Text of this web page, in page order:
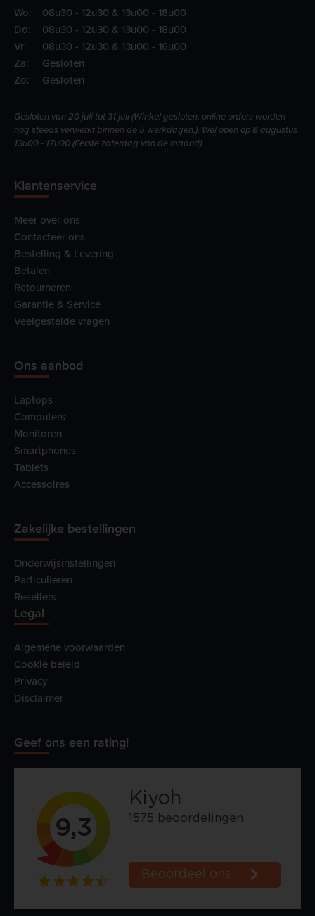
Wo:
08u30 - 12u30 & 13u00 - 18u00
Do:
08u30 - 12u30 & 13u00 - 18u00
Vr:
08u30 - 12u30 & 13u00 - 16u00
Za:
Gesloten
Zo:
Gesloten
Gesloten van 20 juli tot 31 juli (Winkel gesloten, online orders worden
nog steeds verwerkt binnen de 5 werkdagen.), Wel open op 8 augustus
13u00 - 17u00 (Eerste zaterdag van de maand).
Klantenservice
Meer over ons
Contacteer ons
Bestelling & Levering
Betalen
Retourneren
Garantie & Service
Veelgestelde vragen
Ons aanbod
Laptops
Computers
Monitoren
Smartphones
Tablets
Accessoires
Zakelijke bestellingen
Onderwijsinstellingen
Particulieren
Resellers
Legal
Algemene voorwaarden
Cookie beleid
Privacy
Disclaimer
Geef ons een rating!